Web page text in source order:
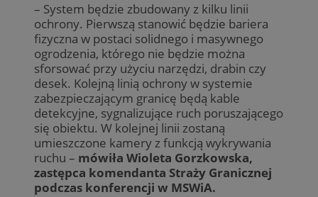
– System będzie zbudowany z kilku linii
ochrony. Pierwszą stanowić będzie bariera
fizyczna w postaci solidnego i masywnego
ogrodzenia, którego nie będzie można
sforsować przy użyciu narzędzi, drabin czy
desek. Kolejną linią ochrony w systemie
zabezpieczającym granicę będą kable
detekcyjne, sygnalizujące ruch poruszającego
się obiektu. W kolejnej linii zostaną
umieszczone kamery z funkcją wykrywania
ruchu – mówiła Wioleta Gorzkowska,
zastępca komendanta Straży Granicznej
podczas konferencji w MSWiA.